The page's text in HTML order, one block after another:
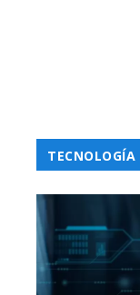
TECNOLOGÍA